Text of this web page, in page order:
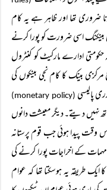
ضروری تھا اور ظاہر ہے یہ کام
اسی ضرورت کو پورا کرنے
ادارے مارکیٹ کو کنٹرول
بینک کا کام نجی بینکوں کی
پالیسی (monetary policy)
نہیں دیتے۔ دیگر معیشت دانوں
پیدا ہوئی جب قوم پرستانہ
مہمات کے اخراجات پورا کرنے کی
طریقہ یہ ہوسکتا تھا کہ عوام